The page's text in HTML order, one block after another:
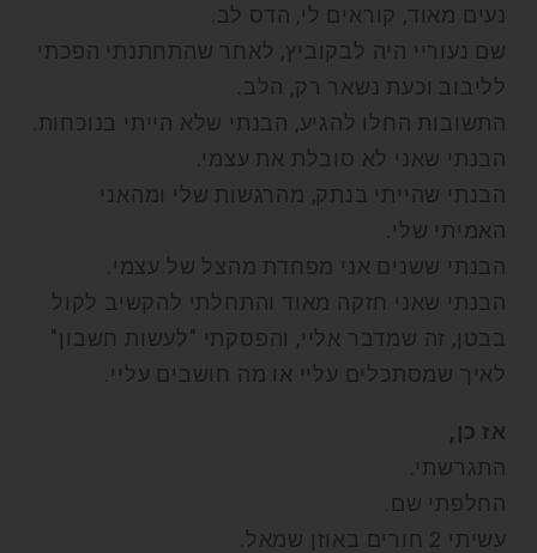
נעים מאוד, קוראים לי, הדס לב.
שם נעוריי היה לבקוביץ, לאחר שהתחתנתי הפכתי
לליבוב וכעת נשאר רק, הלב.
התשובות החלו להגיע, הבנתי שלא הייתי בנוכחות.
הבנתי שאני לא סובלת את עצמי.
הבנתי שהייתי בנתק, מהרגשות שלי ומהאני
האמיתי שלי.
הבנתי ששנים אני מפחדת מהצל של עצמי.
הבנתי שאני חזקה מאוד והתחלתי להקשיב לקול
בבטן, זה שמדבר אליי, והפסקתי "לעשות חשבון"
לאיך שמסתכלים עליי או מה חושבים עליי.
אז כן,
התגרשתי.
החלפתי שם.
עשיתי 2 חורים באוזן שמאל.